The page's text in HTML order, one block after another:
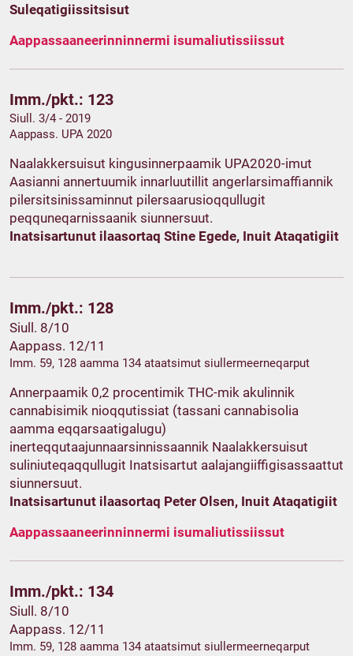
Suleqatigiissitsisut
Aappassaaneerinninnermi isumaliutissiissut
Imm./pkt.: 123
Siull. 3/4 - 2019
Aappass. UPA 2020
Naalakkersuisut kingusinnerpaamik UPA2020-imut
Aasianni annertuumik innarluutillit angerlarsimaffiannik
pilersitsinissaminnut pilersaarusioqqullugit
peqquneqarnissaanik siunnersuut.
Inatsisartunut ilaasortaq Stine Egede, Inuit Ataqatigiit
Imm./pkt.: 128
Siull. 8/10
Aappass. 12/11
Imm. 59, 128 aamma 134 ataatsimut siullermeerneqarput
Annerpaamik 0,2 procentimik THC-mik akulinnik
cannabisimik nioqqutissiat (tassani cannabisolia
aamma eqqarsaatigalugu)
inerteqqutaajunnaarsinnissaannik Naalakkersuisut
suliniuteqaqqullugit Inatsisartut aalajangiiffigisassaattut
siunnersuut.
Inatsisartunut ilaasortaq Peter Olsen, Inuit Ataqatigiit
Aappassaaneerinninnermi isumaliutissiissut
Imm./pkt.: 134
Siull. 8/10
Aappass. 12/11
Imm. 59, 128 aamma 134 ataatsimut siullermeerneqarput